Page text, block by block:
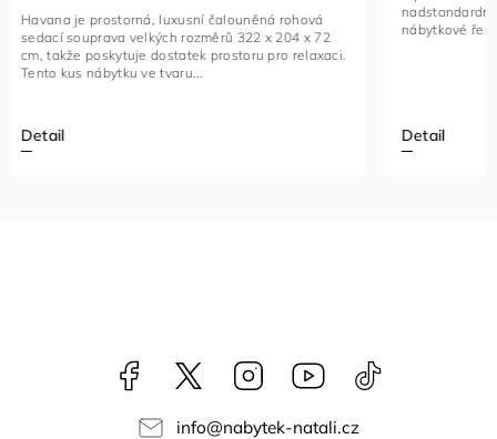
Detail
nadstandardní komfort. Toto stylové a multifunkční
nábytkové řešení je vyrobeno...
Detail
vybavený
kovovými
Facebook NataliNabytek
Instagram YouTube
info@nabytek-natali.cz